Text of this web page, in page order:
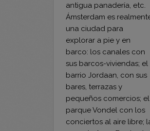
una ciudad para
explorar a pie y en
barco: los canales con
sus barcos-viviendas; el
barrio Jordaan, con sus
bares, terrazas y
pequeños comercios; el
parque Vondel con los
conciertos al aire libre; la
casa de Anne Frank, etc.